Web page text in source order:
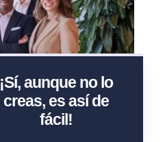
¡Sí, aunque no lo
creas, es así de
fácil!